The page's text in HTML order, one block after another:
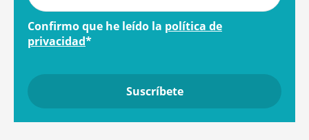
Confirmo que he leído la política de
privacidad*